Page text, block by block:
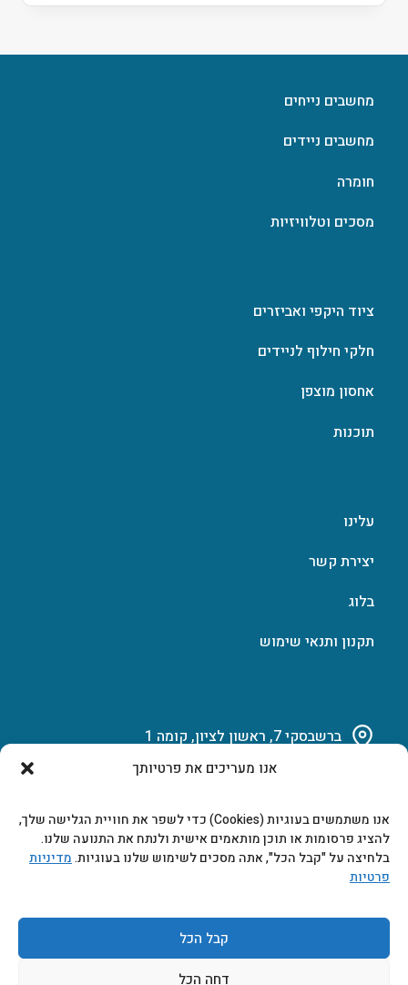
אנו מעריכים את פרטיותך
אנו משתמשים בעוגיות (Cookies) כדי לשפר את חוויית הגלישה שלך,
להציג פרסומות או תוכן מותאמים אישית ולנתח את התנועה שלנו.
בלחיצה על "קבל הכל", אתה מסכים לשימוש שלנו בעוגיות.מדיניות
פרטיות
קבל הכל
דחה הכל
מחשבים נייחים
מחשבים ניידים
חומרה
מסכים וטלוויזיות
ציוד היקפי ואביזרים
חלקי חילוף לניידים
אחסון מוצפן
תוכנות
עלינו
יצירת קשר
בלוג
תקנון ותנאי שימוש
ברשבסקי 7, ראשון לציון, קומה 1
marketing@b-tech.co.il